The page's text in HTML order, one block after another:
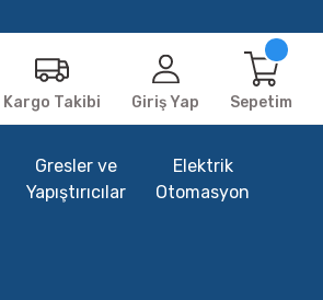
Kargo Takibi Giriş Yap Sepetim
Gresler ve
Yapıştırıcılar
Elektrik
Otomasyon